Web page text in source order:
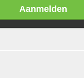
Aanmelden